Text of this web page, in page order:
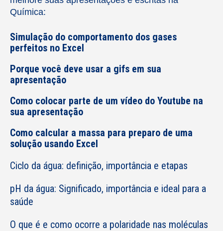
Química:
Simulação do comportamento dos gases
perfeitos no Excel
Porque você deve usar a gifs em sua
apresentação
Como colocar parte de um vídeo do Youtube na
sua apresentação
Como calcular a massa para preparo de uma
solução usando Excel
Ciclo da água: definição, importância e etapas
pH da água: Significado, importância e ideal para a
saúde
O que é e como ocorre a polaridade nas moléculas